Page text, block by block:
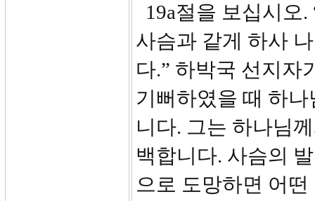
19a절을 보십시오
사슴과 같게 하사
다.” 하박국 선지자
기뻐하였을 때 하
니다. 그는 하나님
백합니다. 사슴의
으로 도망하면 어